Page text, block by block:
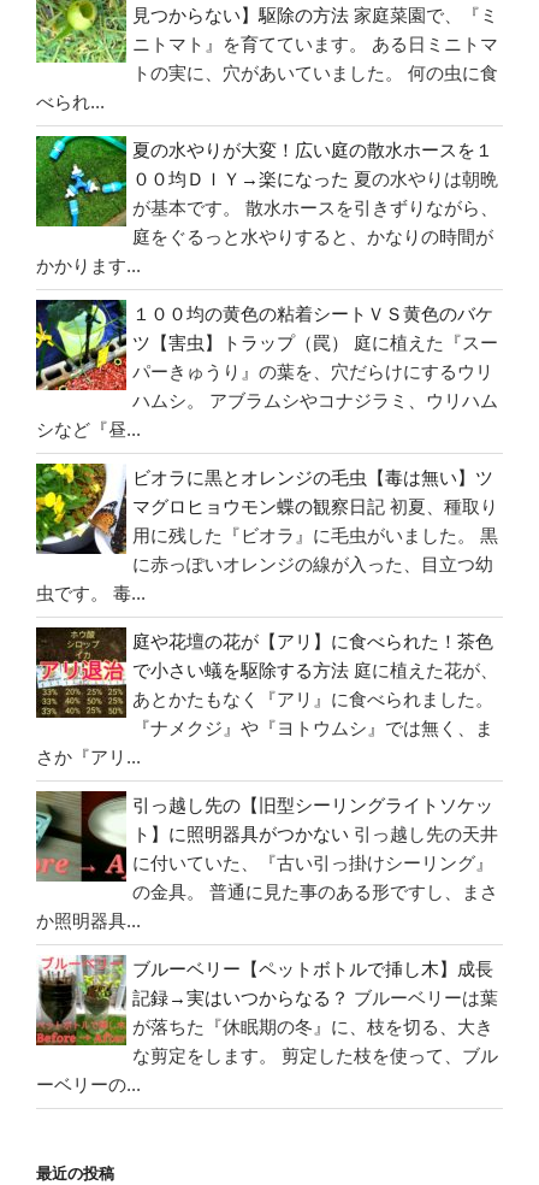
の 見つからない】駆除の方法 家庭菜園で、『ミ
ニトマト』を育てています。 ある日ミニトマ
トの実に、穴があいていました。 何の虫に食
べられ...
夏の水やりが大変！広い庭の散水ホースを１
００均ＤＩＹ→楽になった 夏の水やりは朝晩
が基本です。 散水ホースを引きずりながら、
庭をぐるっと水やりすると、かなりの時間が
かかります...
１００均の黄色の粘着シートＶＳ黄色のバケ
ツ【害虫】トラップ（罠）
庭に植えた『スー
パーきゅうり』の葉を、穴だらけにするウリ
ハムシ。 アブラムシやコナジラミ、ウリハム
シなど『昼...
ビオラに黒とオレンジの毛虫【毒は無い】ツ
マグロヒョウモン蝶の観察日記 初夏、種取り
用に残した『ビオラ』に毛虫がいました。 黒
に赤っぽいオレンジの線が入った、目立つ幼
虫です。 毒...
庭や花壇の花が【アリ】に食べられた！茶色
で小さい蟻を駆除する方法 庭に植えた花が、
あとかたもなく『アリ』に食べられました。
『ナメクジ』や『ヨトウムシ』では無く、ま
さか『アリ...
引っ越し先の【旧型シーリングライトソケッ
ト】に照明器具がつかない 引っ越し先の天井
に付いていた、『古い引っ掛けシーリング』
の金具。 普通に見た事のある形ですし、まさ
か照明器具...
ブルーベリー【ペットボトルで挿し木】成長
記録→実はいつからなる？ ブルーベリーは葉
が落ちた『休眠期の冬』に、枝を切る、大き
な剪定をします。 剪定した枝を使って、ブル
ーベリーの...
最近の投稿